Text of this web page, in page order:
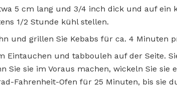
5 cm lang und 3/4 inch dick und auf ein
1/2 Stunde kühl stellen.
und grillen Sie Kebabs für ca. 4 Minuten
Eintauchen und tabbouleh auf der Seite.
Sie sie im Voraus machen, wickeln Sie sie
Fahrenheit-Ofen für 25 Minuten, bis sie